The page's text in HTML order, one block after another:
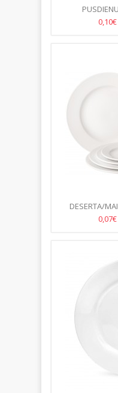
0,10€
DESERTA/
0,07€